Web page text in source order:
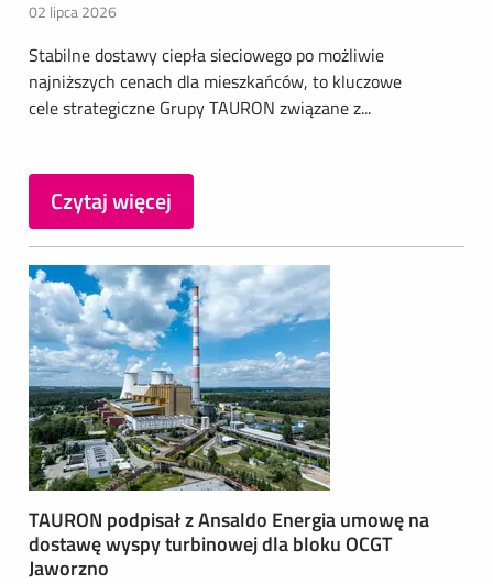
02 lipca 2026
Stabilne dostawy ciepła sieciowego po możliwie
najniższych cenach dla mieszkańców, to kluczowe
cele strategiczne Grupy TAURON związane z...
Czytaj więcej
TAURON podpisał z Ansaldo Energia umowę na
dostawę wyspy turbinowej dla bloku OCGT
Jaworzno